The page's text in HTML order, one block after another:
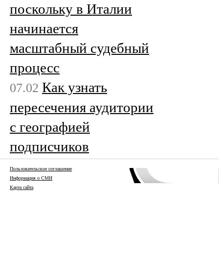
поскольку в Италии
начинается
масштабный судебный
процесс
07.02 Как узнать
пересечения аудитории
с географией
подписчиков
Пользовательское соглашение
Информация о СМИ
Карта сайта